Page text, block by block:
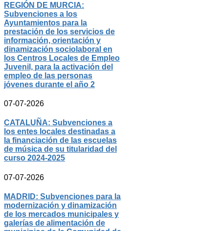
REGIÓN DE MURCIA:
Subvenciones a los
Ayuntamientos para la
prestación de los servicios de
información, orientación y
dinamización sociolaboral en
los Centros Locales de Empleo
Juvenil, para la activación del
empleo de las personas
jóvenes durante el año 2
07-07-2026
CATALUÑA: Subvenciones a
los entes locales destinadas a
la financiación de las escuelas
de música de su titularidad del
curso 2024-2025
07-07-2026
MADRID: Subvenciones para la
modernización y dinamización
de los mercados municipales y
galerías de alimentación de